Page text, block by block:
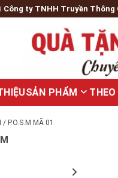
Công ty TNHH Truyền Thông
SẢN PHẨM
/ P.O.S.M MÃ 01